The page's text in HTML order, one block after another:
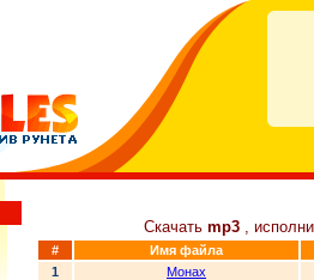
Скачать mp3 ,
#
Имя файла
1
Монах